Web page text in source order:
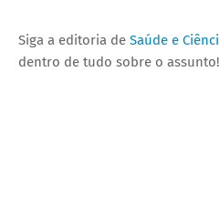
Siga a editoria de Saúde e
dentro de tudo sobre o assunto!